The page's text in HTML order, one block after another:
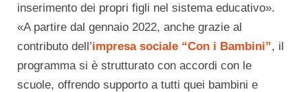
inserimento dei propri figli nel sistema educativo».
«A partire dal gennaio 2022, anche grazie al
contributo dell’impresa sociale “Con i Bambini”, il
programma si è strutturato con accordi con le
scuole, offrendo supporto a tutti quei bambini e